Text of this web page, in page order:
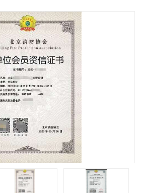
认证服务
质 空调制冷维修安装资质